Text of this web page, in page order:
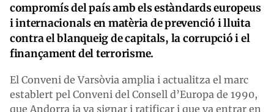
compromís del país amb els estàndards europeus
i internacionals en matèria de prevenció i lluita
contra el blanqueig de capitals, la corrupció i el
finançament del terrorisme.
El Conveni de Varsòvia amplia i actualitza el marc
establert pel Conveni del Consell d’Europa de 1990,
que Andorra ja va signar i ratificar i que va entrar en